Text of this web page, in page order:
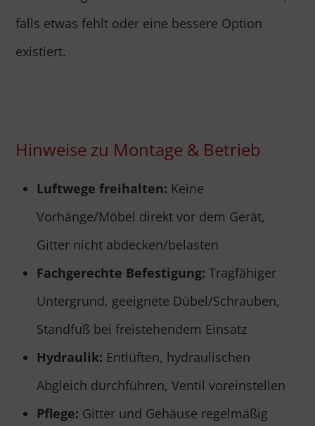
falls etwas fehlt oder eine bessere Option
existiert.
Hinweise zu Montage & Betrieb
Luftwege freihalten: Keine
Vorhänge/Möbel direkt vor dem Gerät,
Gitter nicht abdecken/belasten
Fachgerechte Befestigung: Tragfähiger
Untergrund, geeignete Dübel/Schrauben,
Standfuß bei freistehendem Einsatz
Hydraulik: Entlüften, hydraulischen
Abgleich durchführen, Ventil voreinstellen
Pflege: Gitter und Gehäuse regelmäßig